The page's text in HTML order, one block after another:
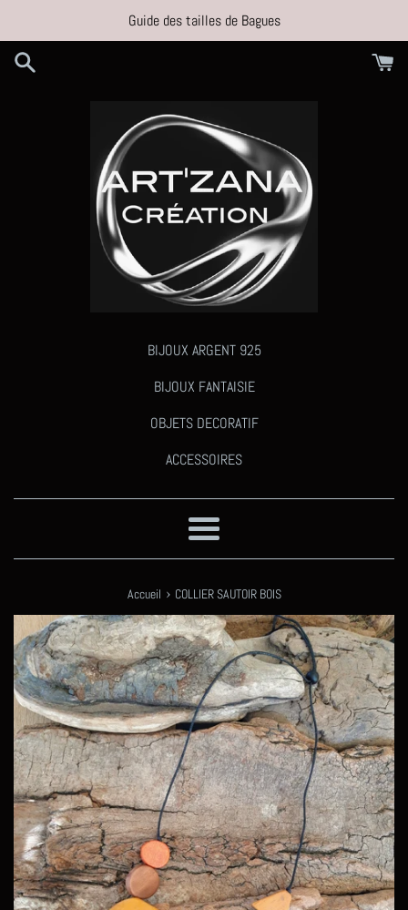
contenu
Guide des tailles de Bagues
BIJOUX ARGENT 925
BIJOUX FANTAISIE
OBJETS DECORATIF
ACCESSOIRES
Menu
Accueil › COLLIER SAUTOIR BOIS